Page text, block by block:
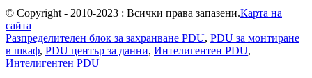
© Copyright - 2010-2023 : Всички права запазени.Карта на
сайта
Разпределителен блок за захранване PDU, PDU за монтиране
в шкаф, PDU център за данни, Интелигентен PDU,
Интелигентен PDU